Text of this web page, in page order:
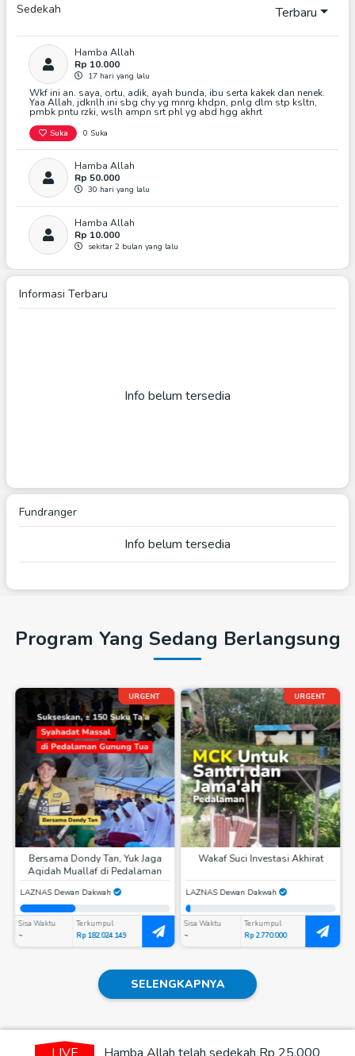
Catatan :
10 % Dana Digunakan Untuk Operasional Dan Program
*Dana Operasional Nazhir Wakaf Diambil Dari Hasil
Operasional Nazhir.
Sedekah Terbaru
Hamba Allah
Rp 10.000
17 hari yang lalu
Wkf ini an. saya, ortu, adik, ayah bunda, ibu serta kakek dan nenek.
Yaa Allah, jdknlh ini sbg chy yg mnrg khdpn, pnlg dlm stp ksltn,
pmbk pntu rzki, wslh ampn srt phl yg abd hgg akhrt
Suka 0 Suka
Hamba Allah
Rp 50.000
30 hari yang lalu
Hamba Allah
Rp 10.000
sekitar 2 bulan yang lalu
Informasi Terbaru
Info belum tersedia
Fundranger
Info belum tersedia
Program Yang Sedang Berlangsung
URGENT
Bersama Dondy Tan, Yuk Jaga
Aqidah Muallaf di Pedalaman
LAZNAS Dewan Dakwah
Sisa Waktu
~
Terkumpul
Rp 182.024.149
URGENT
Wakaf Suci Investasi Akhirat
LAZNAS Dewan Dakwah
Sisa Waktu
~
Terkumpul
Rp 2.770.000
SELENGKAPNYA